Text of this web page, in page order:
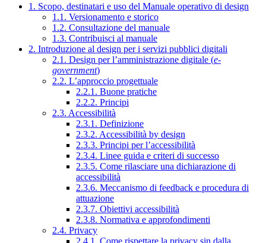
1. Scopo, destinatari e uso del Manuale operativo di design
1.1. Versionamento e storico
1.2. Consultazione del manuale
1.3. Contribuisci al manuale
2. Introduzione al design per i servizi pubblici digitali
2.1. Design per l’amministrazione digitale (e-
government)
2.2. L’approccio progettuale
2.2.1. Buone pratiche
2.2.2. Principi
2.3. Accessibilità
2.3.1. Definizione
2.3.2. Accessibilità by design
2.3.3. Principi per l’accessibilità
2.3.4. Linee guida e criteri di successo
2.3.5. Come rilasciare una dichiarazione di
accessibilità
2.3.6. Meccanismo di feedback e procedura di
attuazione
2.3.7. Obiettivi accessibilità
2.3.8. Normativa e approfondimenti
2.4. Privacy
2.4.1. Come rispettare la privacy sin dalla